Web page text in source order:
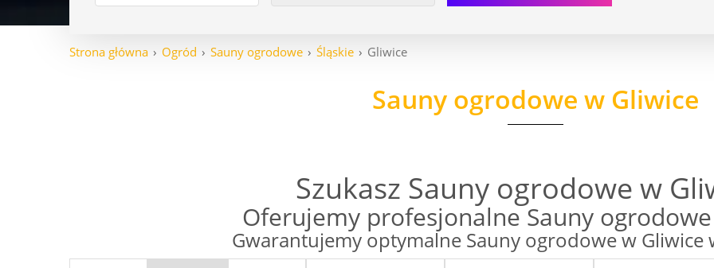
Strona główna Ogród Sauny ogrodowe Śląskie Gliwice
Sauny ogrodowe w Gliwice
Szukasz Sauny ogrodowe w
Oferujemy profesjonalne Sauny
Gwarantujemy optymalne Sauny ogrodowe w Gliwice